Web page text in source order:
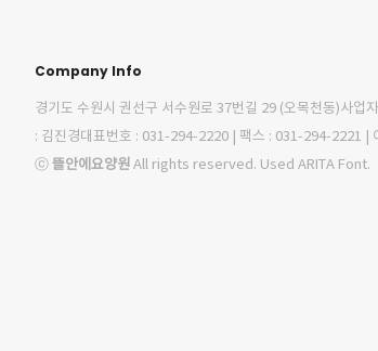
Company Info
경기도 수원시 권선구 서수원로 37번길 29 (오목천동)사업
: 김진경대표번호 : 031-294-2220 | 팩스 : 031-294-2221
ⓒ 뜰안에요양원 All rights reserved. Used ARITA Font.